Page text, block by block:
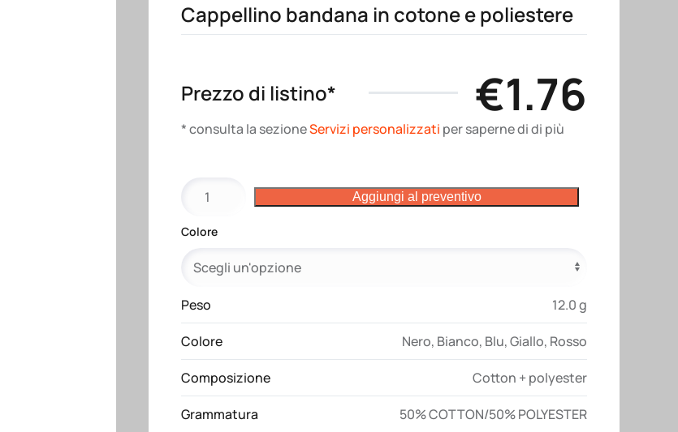
Cappellino bandana in cotone e poliestere
Prezzo di listino* €1.76
* consulta la sezioneServizi personalizzati per saperne di di più
bandana
in
quantità
Aggiungi al preventivo
Colore
Peso 12.0 g
Colore Nero, Bianco, Blu,Giallo, Rosso
Composizione Cotton + polyester
Grammatura 50% COTTON/50% POLYESTER